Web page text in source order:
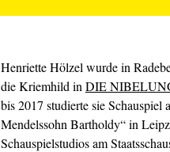
Henriette Hölzel wurde in
die Kriemhild in DIE
bis 2017 studierte sie
Mendelssohn Bartholdy“ in
Schauspielstudios am